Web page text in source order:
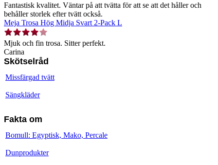
Fantastisk kvalitet. Väntar på att tvätta för att se att det håller och
behåller storlek efter tvätt också.
Meja Trosa Hög Midja Svart 2-Pack L
Mjuk och fin trosa. Sitter perfekt.
Carina
Skötselråd
Missfärgad tvätt
Sängkläder
Fakta om
Bomull: Egyptisk, Mako, Percale
Dunprodukter